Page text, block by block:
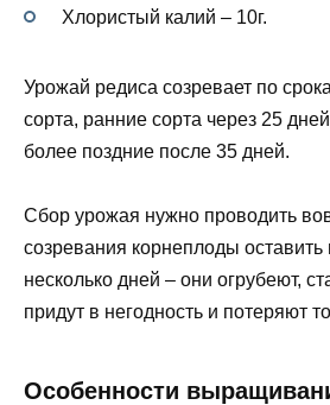
Хлористый калий – 10г.
Урожай редиса созревает по
сорта, ранние сорта через 25
более поздние после 35 дней.
Сбор урожая нужно проводить
созревания корнеплоды
несколько дней – они огрубеют,
придут в негодность и потеряют
Особенности